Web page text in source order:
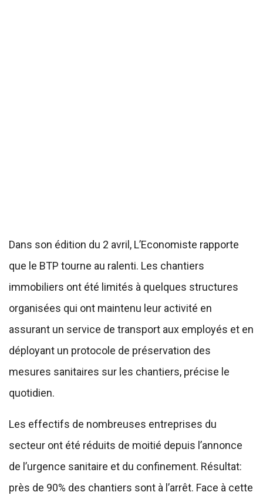
Dans son édition du 2 avril, L’Economiste rapporte
que le BTP tourne au ralenti. Les chantiers
immobiliers ont été limités à quelques structures
organisées qui ont maintenu leur activité en
assurant un service de transport aux employés et en
déployant un protocole de préservation des
mesures sanitaires sur les chantiers, précise le
quotidien.
Les effectifs de nombreuses entreprises du
secteur ont été réduits de moitié depuis l’annonce
de l’urgence sanitaire et du confinement. Résultat:
près de 90% des chantiers sont à l’arrêt. Face à cette